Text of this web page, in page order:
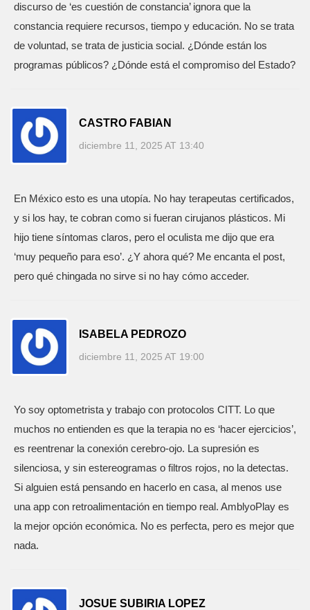
discurso de ‘es cuestión de constancia’ ignora que la
constancia requiere recursos, tiempo y educación. No se trata
de voluntad, se trata de justicia social. ¿Dónde están los
programas públicos? ¿Dónde está el compromiso del Estado?
CASTRO FABIAN
diciembre 11, 2025 AT 13:40
En México esto es una utopía. No hay terapeutas certificados,
y si los hay, te cobran como si fueran cirujanos plásticos. Mi
hijo tiene síntomas claros, pero el oculista me dijo que era
‘muy pequeño para eso’. ¿Y ahora qué? Me encanta el post,
pero qué chingada no sirve si no hay cómo acceder.
ISABELA PEDROZO
diciembre 11, 2025 AT 19:00
Yo soy optometrista y trabajo con protocolos CITT. Lo que
muchos no entienden es que la terapia no es ‘hacer ejercicios’,
es reentrenar la conexión cerebro-ojo. La supresión es
silenciosa, y sin estereogramas o filtros rojos, no la detectas.
Si alguien está pensando en hacerlo en casa, al menos use
una app con retroalimentación en tiempo real. AmblyoPlay es
la mejor opción económica. No es perfecta, pero es mejor que
nada.
JOSUE SUBIRIA LOPEZ